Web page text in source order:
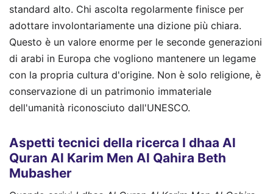
standard alto. Chi ascolta regolarmente finisce per
adottare involontariamente una dizione più chiara.
Questo è un valore enorme per le seconde generazioni
di arabi in Europa che vogliono mantenere un legame
con la propria cultura d'origine. Non è solo religione, è
conservazione di un patrimonio immateriale
dell'umanità riconosciuto dall'UNESCO.
Aspetti tecnici della ricerca I dhaa Al
Quran Al Karim Men Al Qahira Beth
Mubasher